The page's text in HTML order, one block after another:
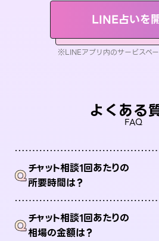
LINE占いを
※LINEアプリ内のサービスペ
よくある
FAQ
Qチャット相談1回あたりの
所要時間は？
Qチャット相談1回あたりの
相場の金額は？